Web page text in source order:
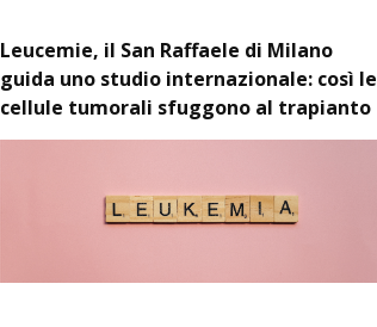
Leucemie, il San Raffaele di Milano
guida uno studio internazionale: così le
cellule tumorali sfuggono al trapianto